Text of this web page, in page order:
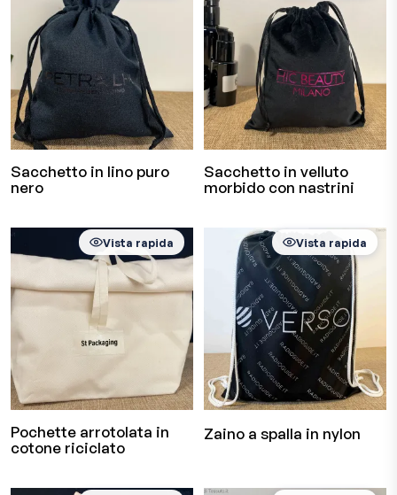
Sacchetto in lino puro
nero
Sacchetto in velluto
morbido con nastrini
Pochette arrotolata in
cotone riciclato
Vista rapida
Zaino a spalla in nylon
Vista rapida